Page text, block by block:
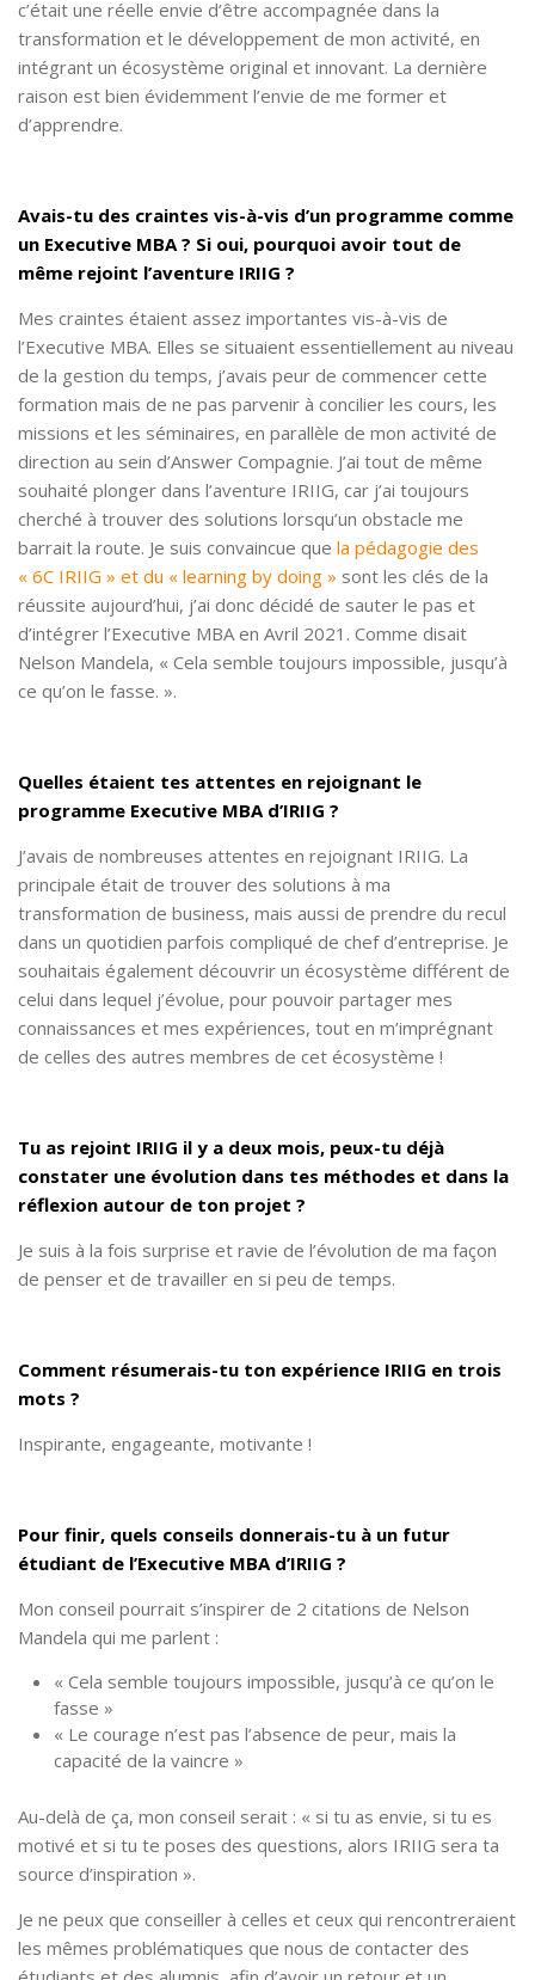
c’était une réelle envie d’être accompagnée dans la
transformation et le développement de mon activité, en
intégrant un écosystème original et innovant. La dernière
raison est bien évidemment l’envie de me former et
d’apprendre.
Avais-tu des craintes vis-à-vis d’un programme comme
un Executive MBA ? Si oui, pourquoi avoir tout de
même rejoint l’aventure IRIIG ?
Mes craintes étaient assez importantes vis-à-vis de
l’Executive MBA. Elles se situaient essentiellement au niveau
de la gestion du temps, j’avais peur de commencer cette
formation mais de ne pas parvenir à concilier les cours, les
missions et les séminaires, en parallèle de mon activité de
direction au sein d’Answer Compagnie. J’ai tout de même
souhaité plonger dans l’aventure IRIIG, car j’ai toujours
cherché à trouver des solutions lorsqu’un obstacle me
barrait la route. Je suis convaincue que la pédagogie des
« 6C IRIIG » et du « learning by doing » sont les clés de la
réussite aujourd’hui, j’ai donc décidé de sauter le pas et
d’intégrer l’Executive MBA en Avril 2021. Comme disait
Nelson Mandela, « Cela semble toujours impossible, jusqu’à
ce qu’on le fasse. ».
Quelles étaient tes attentes en rejoignant le
programme Executive MBA d’IRIIG ?
J’avais de nombreuses attentes en rejoignant IRIIG. La
principale était de trouver des solutions à ma
transformation de business, mais aussi de prendre du recul
dans un quotidien parfois compliqué de chef d’entreprise. Je
souhaitais également découvrir un écosystème différent de
celui dans lequel j’évolue, pour pouvoir partager mes
connaissances et mes expériences, tout en m’imprégnant
de celles des autres membres de cet écosystème !
Tu as rejoint IRIIG il y a deux mois, peux-tu déjà
constater une évolution dans tes méthodes et dans la
réflexion autour de ton projet ?
Je suis à la fois surprise et ravie de l’évolution de ma façon
de penser et de travailler en si peu de temps.
Comment résumerais-tu ton expérience IRIIG en trois
mots ?
Inspirante, engageante, motivante !
Pour finir, quels conseils donnerais-tu à un futur
étudiant de l’Executive MBA d’IRIIG ?
Mon conseil pourrait s’inspirer de 2 citations de Nelson
Mandela qui me parlent :
« Cela semble toujours impossible, jusqu’à ce qu’on le
fasse »
« Le courage n’est pas l’absence de peur, mais la
capacité de la vaincre »
Au-delà de ça, mon conseil serait : « si tu as envie, si tu es
motivé et si tu te poses des questions, alors IRIIG sera ta
source d’inspiration ».
Je ne peux que conseiller à celles et ceux qui rencontreraient
les mêmes problématiques que nous de contacter des